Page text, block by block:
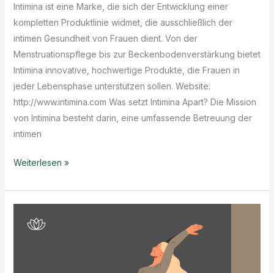
Intimina ist eine Marke, die sich der Entwicklung einer
kompletten Produktlinie widmet, die ausschließlich der
intimen Gesundheit von Frauen dient. Von der
Menstruationspflege bis zur Beckenbodenverstärkung bietet
Intimina innovative, hochwertige Produkte, die Frauen in
jeder Lebensphase unterstützen sollen. Website:
http://www.intimina.com Was setzt Intimina Apart? Die Mission
von Intimina besteht darin, eine umfassende Betreuung der
intimen
Intimina:
von
intimate
Weiterlesen »